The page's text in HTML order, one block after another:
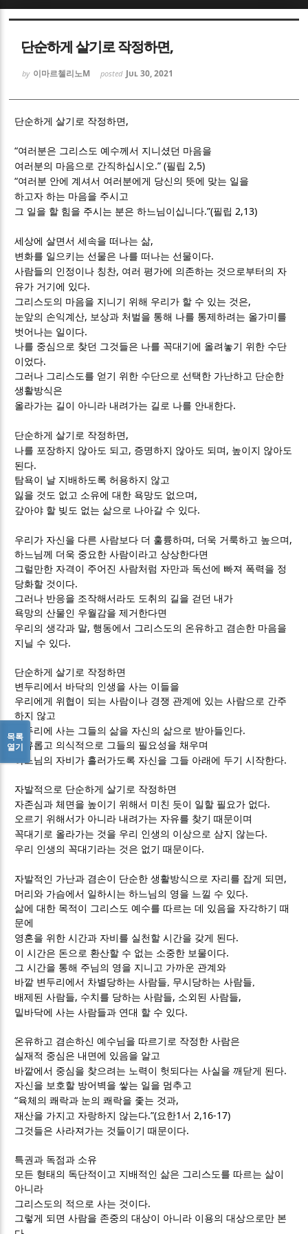
단순하게 살기로 작정하면,
by 이마르첼리노M posted Jul 30, 2021
단순하게 살기로 작정하면 ,
“여러분은 그리스도 예수께서 지니셨던 마음을
여러분의 마음으로 간직하십시오 .” (필립 2,5)
“여러분 안에 계셔서 여러분에게 당신의 뜻에 맞는 일을
하고자 하는 마음을 주시고
그 일을 할 힘을 주시는 분은 하느님이십니다.”(필립 2,13)
세상에 살면서 세속을 떠나는 삶,
변화를 일으키는 선물은 나를 떠나는 선물이다.
사람들의 인정이나 칭찬, 여러 평가에 의존하는 것으로부터의 자
유가 거기에 있다.
그리스도의 마음을 지니기 위해 우리가 할 수 있는 것은,
눈앞의 손익계산, 보상과 처벌을 통해 나를 통제하려는 올가미를
벗어나는 일이다.
나를 중심으로 찾던 그것들은 나를 꼭대기에 올려놓기 위한 수단
이었다.
그러나 그리스도를 얻기 위한 수단으로 선택한 가난하고 단순한
생활방식은
올라가는 길이 아니라 내려가는 길로 나를 안내한다.
단순하게 살기로 작정하면 ,
나를 포장하지 않아도 되고 , 증명하지 않아도 되며 , 높이지 않아도
된다.
탐욕이 날 지배하도록 허용하지 않고
잃을 것도 없고 소유에 대한 욕망도 없으며 ,
갚아야 할 빚도 없는 삶으로 나아갈 수 있다.
우리가 자신을 다른 사람보다 더 훌륭하며 , 더욱 거룩하고 높으며 ,
하느님께 더욱 중요한 사람이라고 상상한다면
그럴만한 자격이 주어진 사람처럼 자만과 독선에 빠져 폭력을 정
당화할 것이다.
그러나 반응을 조작해서라도 도취의 길을 걷던 내가
욕망의 산물인 우월감을 제거한다면
우리의 생각과 말, 행동에서 그리스도의 온유하고 겸손한 마음을
지닐 수 있다.
단순하게 살기로 작정하면
변두리에서 바닥의 인생을 사는 이들을
우리에게 위협이 되는 사람이나 경쟁 관계에 있는 사람으로 간주
하지 않고
변두리에 사는 그들의 삶을 자신의 삶으로 받아들인다.
자유롭고 의식적으로 그들의 필요성을 채우며
하느님의 자비가 흘러가도록 자신을 그들 아래에 두기 시작한다.
자발적으로 단순하게 살기로 작정하면
자존심과 체면을 높이기 위해서 미친 듯이 일할 필요가 없다.
오르기 위해서가 아니라 내려가는 자유를 찾기 때문이며
꼭대기로 올라가는 것을 우리 인생의 이상으로 삼지 않는다.
우리 인생의 꼭대기라는 것은 없기 때문이다.
자발적인 가난과 겸손이 단순한 생활방식으로 자리를 잡게 되면 ,
머리와 가슴에서 일하시는 하느님의 영을 느낄 수 있다.
삶에 대한 목적이 그리스도 예수를 따르는 데 있음을 자각하기 때
문에
영혼을 위한 시간과 자비를 실천할 시간을 갖게 된다.
이 시간은 돈으로 환산할 수 없는 소중한 보물이다.
그 시간을 통해 주님의 영을 지니고 가까운 관계와
바깥 변두리에서 차별당하는 사람들 무시당하는 사람들
배제된 사람들, 수치를 당하는 사람들, 소외된 사람들,
밑바닥에 사는 사람들과 연대 할 수 있다.
온유하고 겸손하신 예수님을 따르기로 작정한 사람은
실재적 중심은 내면에 있음을 알고
바깥에서 중심을 찾으려는 노력이 헛되다는 사실을 깨닫게 된다.
자신을 보호할 방어벽을 쌓는 일을 멈추고
“육체의 쾌락과 눈의 쾌락을 좇는 것과,
재산을 가지고 자랑하지 않는다.”(요한1서 2,16-17)
그것들은 사라져가는 것들이기 때문이다.
특권과 독점과 소유
모든 형태의 독단적이고 지배적인 삶은 그리스도를 따르는 삶이
아니라
그리스도의 적으로 사는 것이다.
그렇게 되면 사람을 존중의 대상이 아니라 이용의 대상으로만 본
목록
열기
Sketchbook5, 스케치북5
Sketchbook5, 스케치북5
Sketchbook5, 스케치북5
Sketchbook5, 스케치북5